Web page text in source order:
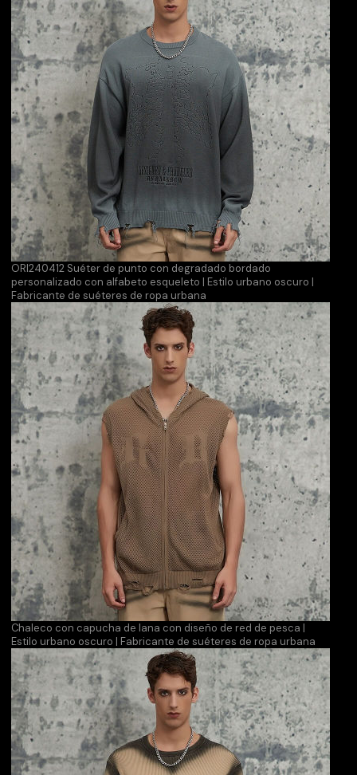
ORI240412 Suéter de punto con degradado bordado
personalizado con alfabeto esqueleto | Estilo urbano oscuro |
Fabricante de suéteres de ropa urbana
Chaleco con capucha de lana con diseño de red de pesca |
Estilo urbano oscuro | Fabricante de suéteres de ropa urbana